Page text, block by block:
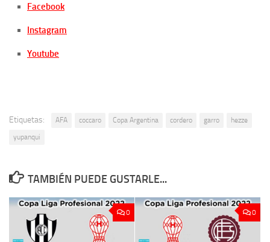
Facebook
Instagram
Youtube
Etiquetas: AFA coccaro Copa Argentina cordero garro
hezze
yupanqui
TAMBIÉN PUEDE GUSTARLE...
0 0